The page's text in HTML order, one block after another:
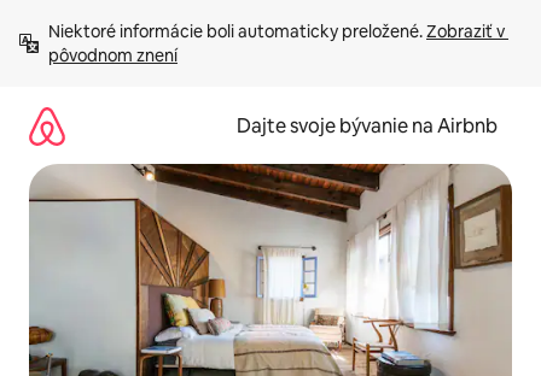
obsah.
Niektoré informácie boli automaticky preložené. Zobraziť v
pôvodnom znení
Dajte svoje bývanie na Airbnb